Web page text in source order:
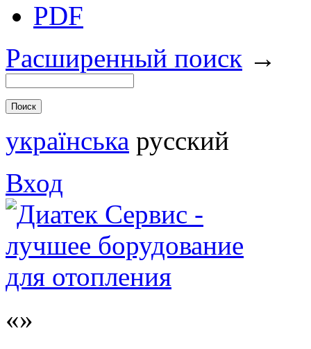
PDF
Расширенный поиск →
українська русский
Вход